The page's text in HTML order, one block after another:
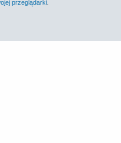
przeglądarki